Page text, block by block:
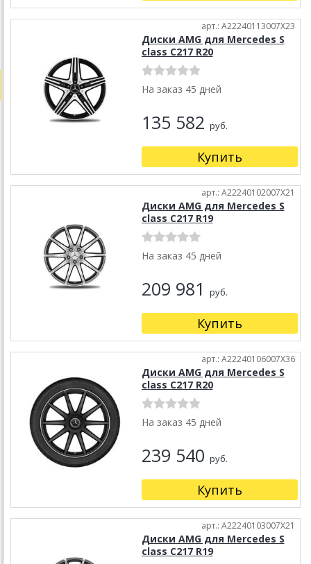
арт.: A22240113007X23
Диски AMG для Mercedes S
class C217 R20
На заказ 45 дней
135 582 руб.
Купить
арт.: A22240102007X21
Диски AMG для Mercedes S
class C217 R19
На заказ 45 дней
209 981 руб.
Купить
арт.: A22240106007X36
Диски AMG для Mercedes S
class C217 R20
На заказ 45 дней
239 540 руб.
Купить
арт.: A22240103007X21
Диски AMG для Mercedes S
class C217 R19